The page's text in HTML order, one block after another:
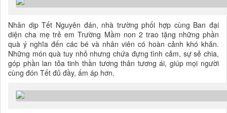
Nhân dịp Tết Nguyên đán, nhà trường phối hợp cùng Ban đại
diện cha mẹ trẻ em Trường Mầm non 2 trao tặng những phần
quà ý nghĩa đến các bé và nhân viên có hoàn cảnh khó khăn.
Những món quà tuy nhỏ nhưng chứa đựng tình cảm, sự sẻ chia,
góp phần lan tỏa tinh thần tương thân tương ái, giúp mọi người
cùng đón Tết đủ đầy, ấm áp hơn.